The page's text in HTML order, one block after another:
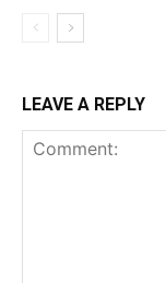
LEAVE A REPLY